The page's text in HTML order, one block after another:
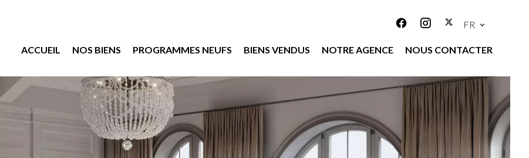
FR
ACCUEIL NOS BIENS PROGRAMMES NEUFS BIENS VENDUS NOTRE AGENCE NOUS CONTACTER